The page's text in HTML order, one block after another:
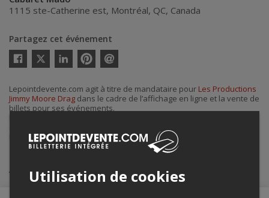
1115 ste-Catherine est, Montréal, QC, Canada
Partagez cet événement
Twitter
courriel
Lepointdevente.com agit à titre de mandataire pour Les Productions
Jimmy Moore Drag dans le cadre de l’affichage en ligne et la vente de
billets pour ses événements.
Moore Drag, àinfo@jimmymoore.ca.
Achat de billets
Utilisation de cookies